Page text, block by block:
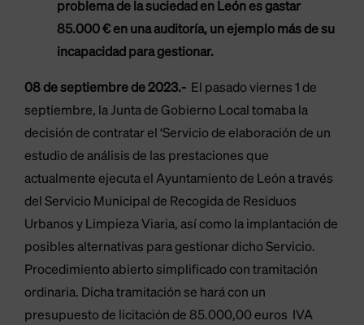
problema de la suciedad en León es gastar
85.000 € en una auditoría, un ejemplo más de su
incapacidad para gestionar.
08 de septiembre de 2023.- El pasado viernes 1 de
septiembre, la Junta de Gobierno Local tomaba la
decisión de contratar el ‘Servicio de elaboración de un
estudio de análisis de las prestaciones que
actualmente ejecuta el Ayuntamiento de León a través
del Servicio Municipal de Recogida de Residuos
Urbanos y Limpieza Viaria, así como la implantación de
posibles alternativas para gestionar dicho Servicio.
Procedimiento abierto simplificado con tramitación
ordinaria. Dicha tramitación se hará con un
presupuesto de licitación de 85.000,00 euros IVA